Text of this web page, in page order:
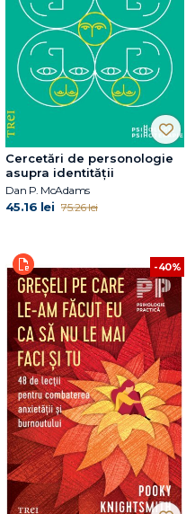
Cercetări de personologie
asupra identității
Dan P. McAdams
45.16 lei 75.26 lei
-40%